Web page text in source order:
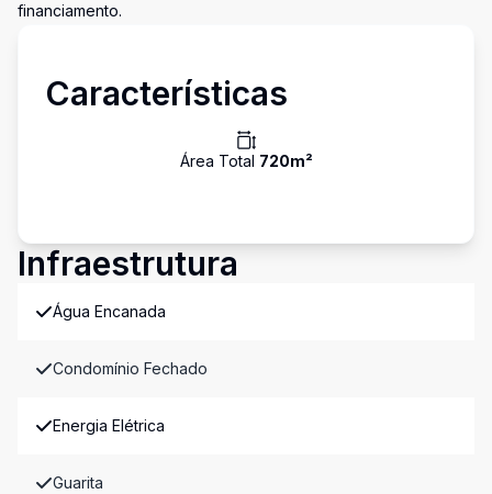
financiamento.
Características
Área Total 720m²
Infraestrutura
Água Encanada
Condomínio Fechado
Energia Elétrica
Guarita